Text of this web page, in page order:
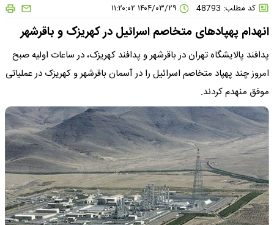
کد مطلب: 48793
انهدام پهپادهای متخاصم اسرائیل در کهریزک و باقرشهر
پدافند پالایشگاه تهران در باقرشهر و ‌پدافند‌ کهریزک، در ساعات اولیه صبح
امروز چند‌ پهپاد متخاصم اسرائیل را در آسمان باقرشهر و کهریزک در عملیاتی
موفق منهدم کردند.